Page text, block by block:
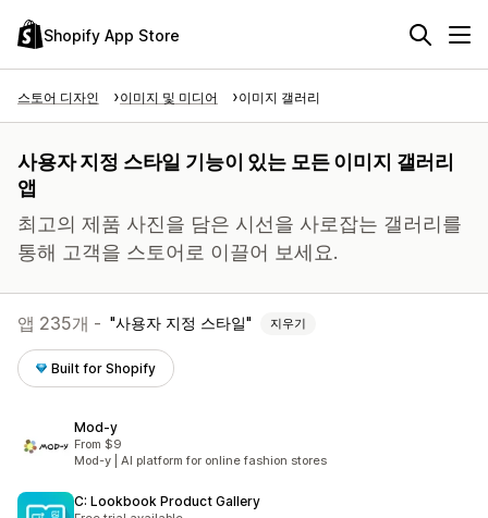
Shopify App Store
스토어 디자인 이미지 및 미디어 이미지 갤러리
사용자 지정 스타일 기능이 있는 모든 이미지 갤러리
앱
최고의 제품 사진을 담은 시선을 사로잡는 갤러리를
통해 고객을 스토어로 이끌어 보세요.
앱 235개 - 사용자 지정 스타일 지우기
Built for Shopify
Mod‑y
From $9
Mod-y | AI platform for online fashion stores
C: Lookbook Product Gallery